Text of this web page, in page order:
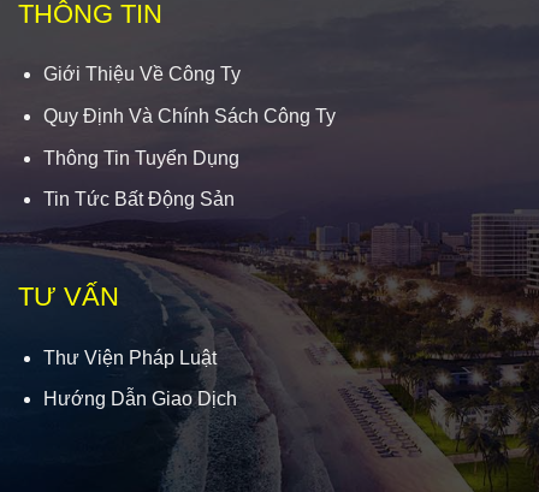
THÔNG TIN
Giới Thiệu Về Công Ty
Quy Định Và Chính Sách Công Ty
Thông Tin Tuyển Dụng
Tin Tức Bất Động Sản
TƯ VẤN
Thư Viện Pháp Luật
Hướng Dẫn Giao Dịch